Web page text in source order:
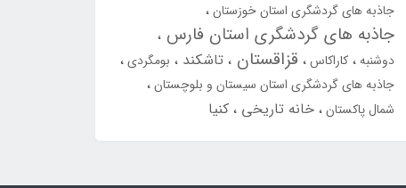
جاذبه های گردشگری استان خوزستان
جاذبه های گردشگری استان فارس
دوشنبه کاراکاس قزاقستان تاشکند بومگردی
جاذبه های گردشگری استان سیستان و بلوچستان
شمال پاکستان خانه تاریخی کنیا